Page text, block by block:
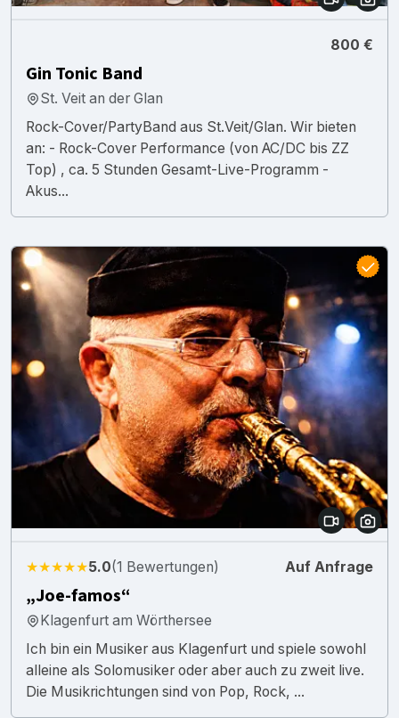
800 €
Gin Tonic Band
St. Veit an der Glan
Rock-Cover/PartyBand aus St.Veit/Glan. Wir bieten
an: - Rock-Cover Performance (von AC/DC bis ZZ
Top) , ca. 5 Stunden Gesamt-Live-Programm -
Akus...
★★★★★5.0(1 Bewertungen) Auf Anfrage
„Joe-famos“
Klagenfurt am Wörthersee
Ich bin ein Musiker aus Klagenfurt und spiele sowohl
alleine als Solomusiker oder aber auch zu zweit live.
Die Musikrichtungen sind von Pop, Rock, ...